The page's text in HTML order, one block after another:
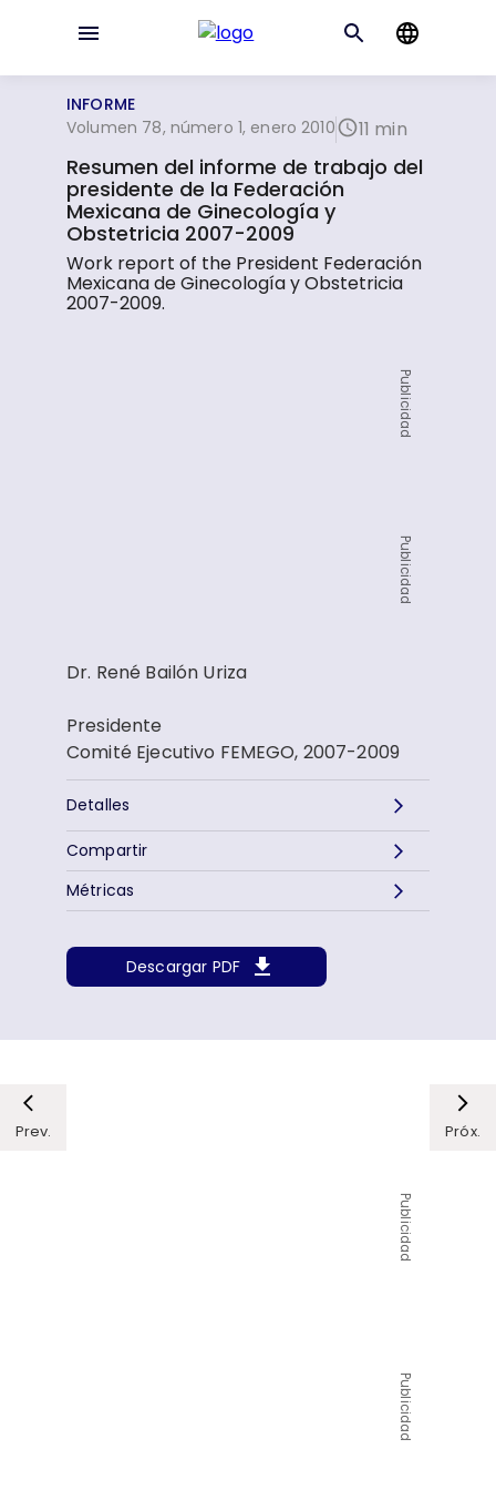
INFORME
Volumen 78, número 1, enero 2010
11 min
Resumen del informe de trabajo del
presidente de la Federación
Mexicana de Ginecología y
Obstetricia 2007-2009
Work report of the President Federación
Mexicana de Ginecología y Obstetricia
2007-2009.
Publicidad
Publicidad
Dr. René Bailón Uriza
Presidente
Comité Ejecutivo FEMEGO, 2007-2009
Detalles
Descargar PDF
Métricas
Compartir
Prev. Próx.
Publicidad
Publicidad